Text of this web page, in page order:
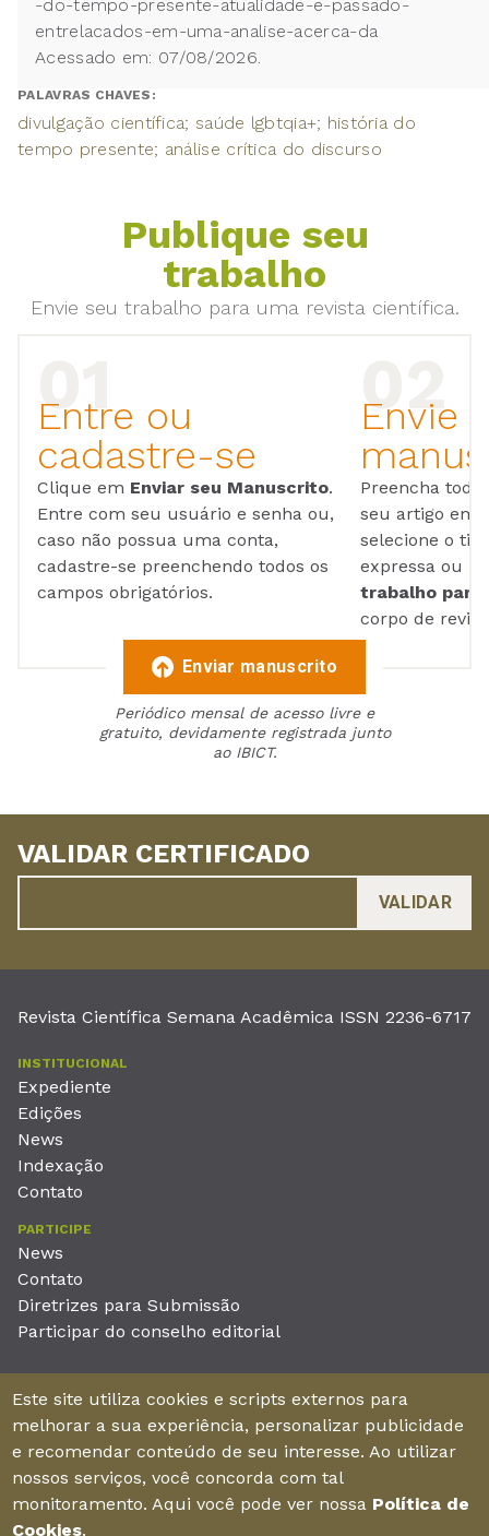
-do-tempo-presente-atualidade-e-passado-
entrelacados-em-uma-analise-acerca-da
Acessado em: 07/08/2026.
PALAVRAS CHAVES:
divulgação científica; saúde lgbtqia+; história do
tempo presente; análise crítica do discurso
Publique seu
trabalho
Envie seu trabalho para uma revista científica.
Entre ou
cadastre-se
Clique em Enviar seu Manuscrito.
Entre com seu usuário e senha ou,
caso não possua uma conta,
cadastre-se preenchendo todos os
campos obrigatórios.
Envie
Preencha
seu artigo em
selecione o
expressa ou
trabalho para
corpo de
Enviar manuscrito
Periódico mensal de acesso livre e
gratuito, devidamente registrada junto
ao IBICT.
VALIDAR CERTIFICADO
Revista Científica Semana Acadêmica ISSN 2236-6717
INSTITUCIONAL
Expediente
Edições
News
Indexação
Contato
PARTICIPE
News
Contato
Diretrizes para Submissão
Participar do conselho editorial
Unieducar Inteligência Educacional Ltda
CNPJ: 05.569.970/0001-26
Av. Desembargador Moreira, No. 2001 – 11º andar - Bairro
Aldeota
Fortaleza – Ceará - Brasil - CEP 60170-001
Este site utiliza cookies e scripts externos para
melhorar a sua experiência, personalizar publicidade
e recomendar conteúdo de seu interesse. Ao utilizar
nossos serviços, você concorda com tal
monitoramento. Aqui você pode ver nossa Política de
Cookies.